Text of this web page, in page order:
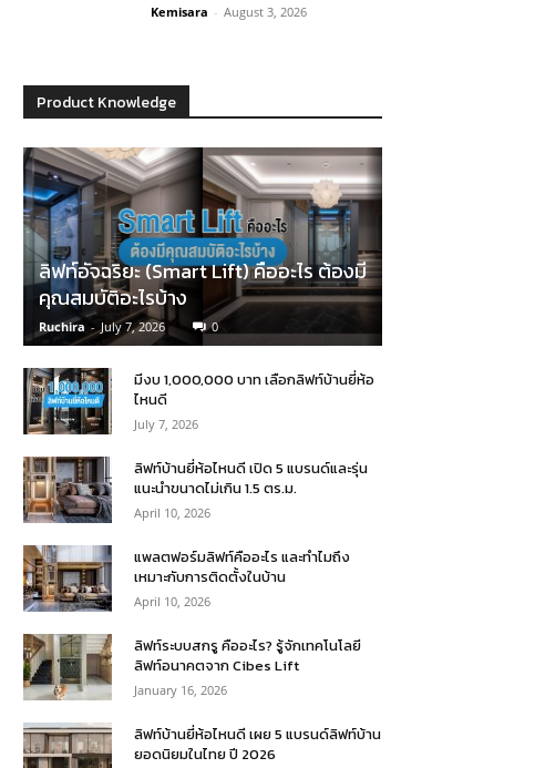
Kemisara - August 3, 2026
Product Knowledge
ลิฟท์อัจฉริยะ (Smart Lift) คืออะไร ต้องมี
คุณสมบัติอะไรบ้าง
Ruchira - July 7, 2026 0
มีงบ 1,000,000 บาท เลือกลิฟท์บ้านยี่ห้อ
ไหนดี
July 7, 2026
ลิฟท์บ้านยี่ห้อไหนดี เปิด 5 แบรนด์และรุ่น
แนะนำขนาดไม่เกิน 1.5 ตร.ม.
April 10, 2026
แพลตฟอร์มลิฟท์คืออะไร และทำไมถึง
เหมาะกับการติดตั้งในบ้าน
April 10, 2026
ลิฟท์ระบบสกรู คืออะไร? รู้จักเทคโนโลยี
ลิฟท์อนาคตจาก Cibes Lift
January 16, 2026
ลิฟท์บ้านยี่ห้อไหนดี เผย 5 แบรนด์ลิฟท์บ้าน
ยอดนิยมในไทย ปี 2026